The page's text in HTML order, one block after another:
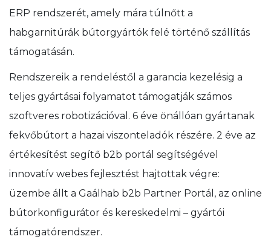
ERP rendszerét, amely mára túlnőtt a
habgarnitúrák bútorgyártók felé történő szállítás
támogatásán.
Rendszereik a rendeléstől a garancia kezelésig a
teljes gyártásai folyamatot támogatják számos
szoftveres robotizációval. 6 éve önállóan gyártanak
fekvőbútort a hazai viszonteladók részére. 2 éve az
értékesítést segítő b2b portál segítségével
innovatív webes fejlesztést hajtottak végre:
üzembe állt a Gaálhab b2b Partner Portál, az online
bútorkonfigurátor és kereskedelmi – gyártói
támogatórendszer.